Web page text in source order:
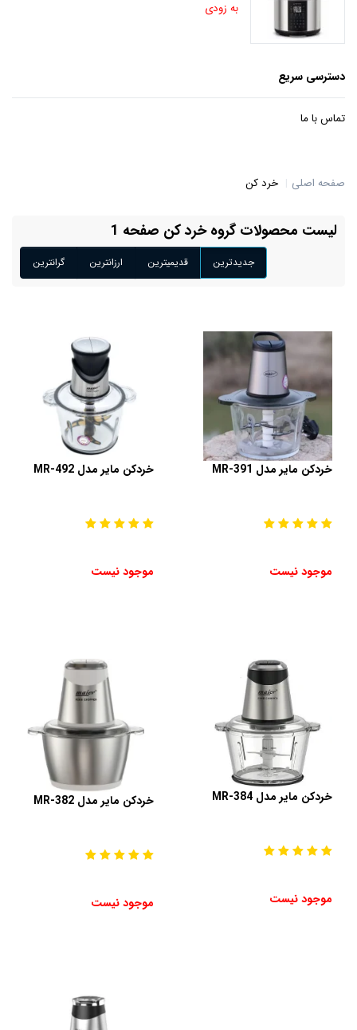
به زودی
دسترسی سریع
تماس با ما
صفحه اصلی خرد کن
لیست محصولات گروه خرد کن صفحه 1
جدیدترین قدیمیترین ارزانترین گرانترین
خردکن مایر مدل MR-391
موجود نیست
خردکن مایر مدل MR-492
موجود نیست
خردکن مایر مدل MR-384
موجود نیست
خردکن مایر مدل MR-382
موجود نیست